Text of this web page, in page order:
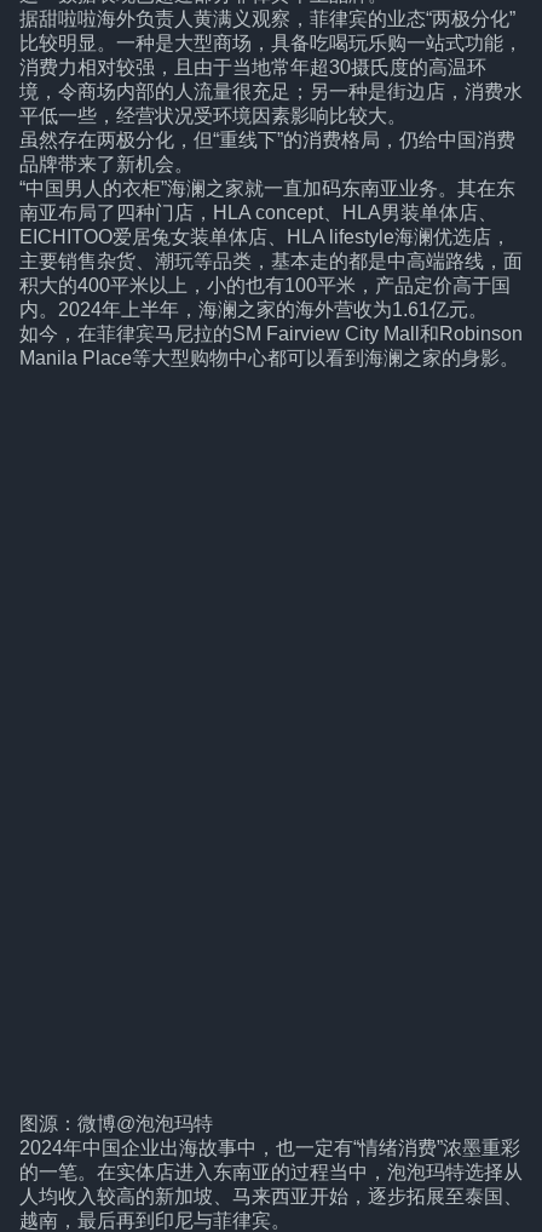
据甜啦啦海外负责人黄满义观察，菲律宾的业态“两极分化”
比较明显。一种是大型商场，具备吃喝玩乐购一站式功能，
消费力相对较强，且由于当地常年超30摄氏度的高温环
境，令商场内部的人流量很充足；另一种是街边店，消费水
平低一些，经营状况受环境因素影响比较大。
虽然存在两极分化，但“重线下”的消费格局，仍给中国消费
品牌带来了新机会。
“中国男人的衣柜”海澜之家就一直加码东南亚业务。其在东
南亚布局了四种门店，HLA concept、HLA男装单体店、
EICHITOO爱居兔女装单体店、HLA lifestyle海澜优选店，
主要销售杂货、潮玩等品类，基本走的都是中高端路线，面
积大的400平米以上，小的也有100平米，产品定价高于国
内。2024年上半年，海澜之家的海外营收为1.61亿元。
如今，在菲律宾马尼拉的SM Fairview City Mall和Robinson
Manila Place等大型购物中心都可以看到海澜之家的身影。
图源：微博@泡泡玛特
2024年中国企业出海故事中，也一定有“情绪消费”浓墨重彩
的一笔。在实体店进入东南亚的过程当中，泡泡玛特选择从
人均收入较高的新加坡、马来西亚开始，逐步拓展至泰国、
越南，最后再到印尼与菲律宾。